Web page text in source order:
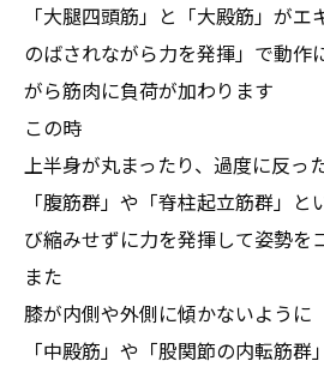
「大腿四頭筋」と「大殿筋」が
のばされながら力を発揮」で動作
がら筋肉に負荷が加わります
この時
上半身が丸まったり、過度に反っ
「腹筋群」や「脊柱起立筋群」
び縮みせずに力を発揮して姿勢を
また
膝が内側や外側に傾かないように
「中殿筋」や「股関節の内転筋